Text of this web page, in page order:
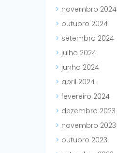
novembro 2024
outubro 2024
setembro 2024
julho 2024
junho 2024
abril 2024
fevereiro 2024
dezembro 2023
novembro 2023
outubro 2023